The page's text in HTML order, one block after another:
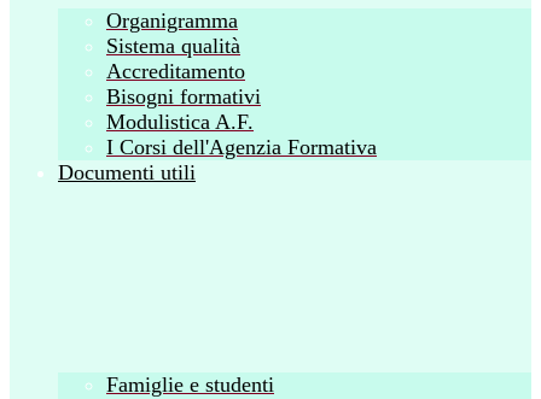
Organigramma
Sistema qualità
Accreditamento
Bisogni formativi
Modulistica A.F.
I Corsi dell'Agenzia Formativa
Documenti utili
Famiglie e studenti